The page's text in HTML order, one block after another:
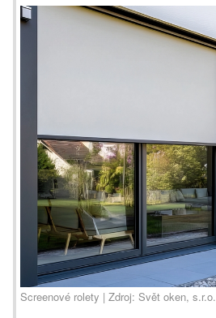
Screenové rolety | Zdroj: Svět oken, s.r.o.